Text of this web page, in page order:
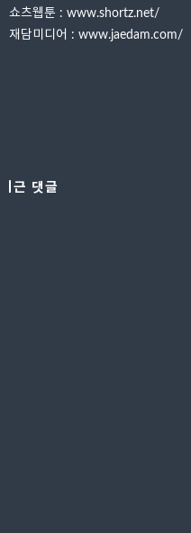
생으로 전환, 성공사례를 만든 . 원작
의 무쇠머리 안티 로멘티스트(?) 이야
쇼츠웹툰 : www.shortz.net/
재담미디어 : www.jaedam.com/
최근 댓글